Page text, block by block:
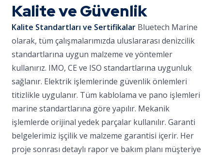
Kalite ve Güvenlik
Kalite Standartları ve Sertifikalar Bluetech Marine
olarak, tüm çalışmalarımızda uluslararası denizcilik
standartlarına uygun malzeme ve yöntemler
kullanırız. IMO, CE ve ISO standartlarına uygunluk
sağlanır. Elektrik işlemlerinde güvenlik önlemleri
titizlikle uygulanır. Tüm kablolama ve pano işlemleri
marine standartlarına göre yapılır. Mekanik
işlemlerde orijinal yedek parçalar kullanılır. Garanti
belgelerimiz işçilik ve malzeme garantisi içerir. Her
proje sonrası detaylı rapor ve bakım planı müşteriye